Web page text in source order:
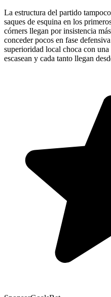
La estructura del partido
saques de esquina en los
córners llegan por insistencia
conceder pocos en fase
superioridad local choca con
escasean y cada tanto llegan